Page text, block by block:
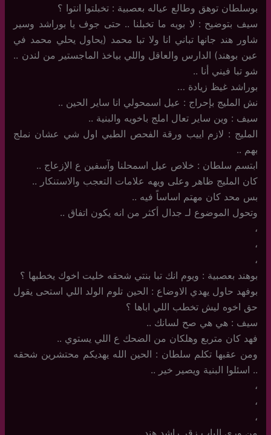
بوسلطان توهق وطالع عياله بعصبية : تخبلتوا انتوا ؟
سيف بتوضيح : لا بويه ما تخبلنا .. حتى جوف يا بوراشد وسير
شاور هند جانها تباني انا ولا تبا محمد (يحاول يحلي محمد في
عين بوهند) الدارس والعاقل واللي بياخذ الماجستير من لندن ..
شو تبا فيني أنا ..
بوراشد غيظ زيادة …
نش المليج بإحراج : عيل اسمحولي انا ساير الحين ..
سيف : وين ساير تعال املج باخويه والبنية ..
المليج : لازم اييب ورقة الفحص الطبي اول شي عشان نملج
بهم ..
ابتسم سلطان : خلاص عيل اسمحلنا وآسفين ع الإزعاج ..
كان المليج ظاهر وعلى ويهه علامات التعجب والاستنكار ..
بس محد كان مهتم اساساً فيه ..
وتحول الموضوع لـ جدال أكثر من انه يكون اتفاق ..
،
،
،
بوهند بعصبية : ويوم انك تبا بنتي شحقه خليت اخوك يخطبها ؟
بوفهد حاول يهدي الاوضاع : الحين تلوم الولد اللي استحى يقول
حق اخوه ليش تخطب اللي اباها ؟
سيف : هي هي صح لسانك ..
فهد كان متربع وهلكان من الضحك ع اللي يستوي ..
ومن عقبها تكلم سلطان : الحين الله يهديكم محتشرين شحقه
.. اسئلوا البنية ويصير خير ..
،
،
،